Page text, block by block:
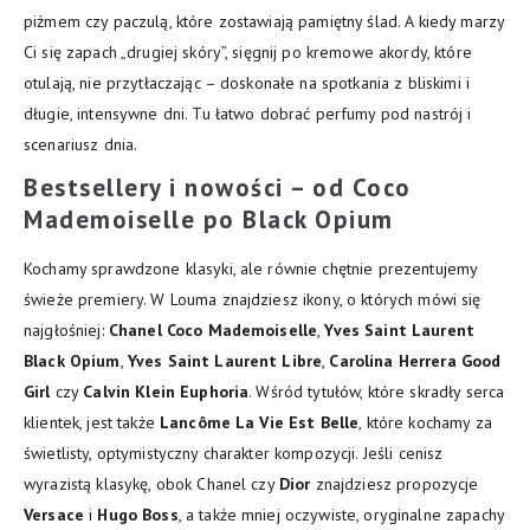
piżmem czy paczulą, które zostawiają pamiętny ślad. A kiedy marzy
Ci się zapach „drugiej skóry”, sięgnij po kremowe akordy, które
otulają, nie przytłaczając – doskonałe na spotkania z bliskimi i
długie, intensywne dni. Tu łatwo dobrać perfumy pod nastrój i
scenariusz dnia.
Bestsellery i nowości – od Coco
Mademoiselle po Black Opium
Kochamy sprawdzone klasyki, ale równie chętnie prezentujemy
świeże premiery. W Louma znajdziesz ikony, o których mówi się
najgłośniej: Chanel Coco Mademoiselle,Yves Saint Laurent
Black Opium, Yves Saint Laurent Libre, Carolina Herrera Good
Girlczy Calvin Klein Euphoria. Wśród tytułów, które skradły serca
klientek, jest także Lancôme La Vie Est Belle, które kochamy za
świetlisty, optymistyczny charakter kompozycji. Jeśli cenisz
wyrazistą klasykę, obok Chanel czy Dior znajdziesz propozycje
Versace i Hugo Boss, a także mniej oczywiste, oryginalne zapachy